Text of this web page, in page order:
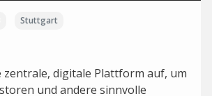
Stuttgart
zentrale, digitale Plattform auf, um
und andere sinnvolle